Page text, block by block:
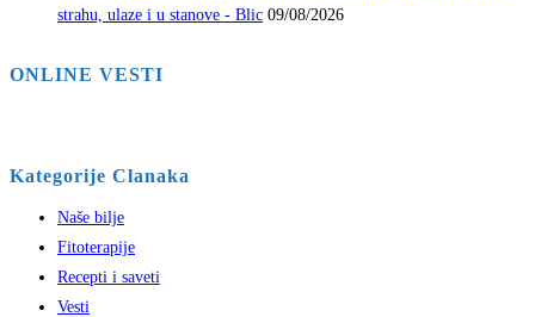
strahu, ulaze i u stanove - Blic 09/08/2026
ONLINE VESTI
Kategorije Clanaka
Naše bilje
Fitoterapije
Recepti i saveti
Vesti